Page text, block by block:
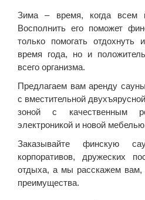
Зима – время, когда всем
Восполнить его поможет
только помогать отдохнуть
время года, но и
всего организма.
Предлагаем вам аренду
с вместительной
зоной с качественным
электроникой и новой
Заказывайте финскую
корпоративов, дружеских
отдыха, а мы расскажем вам,
преимущества.